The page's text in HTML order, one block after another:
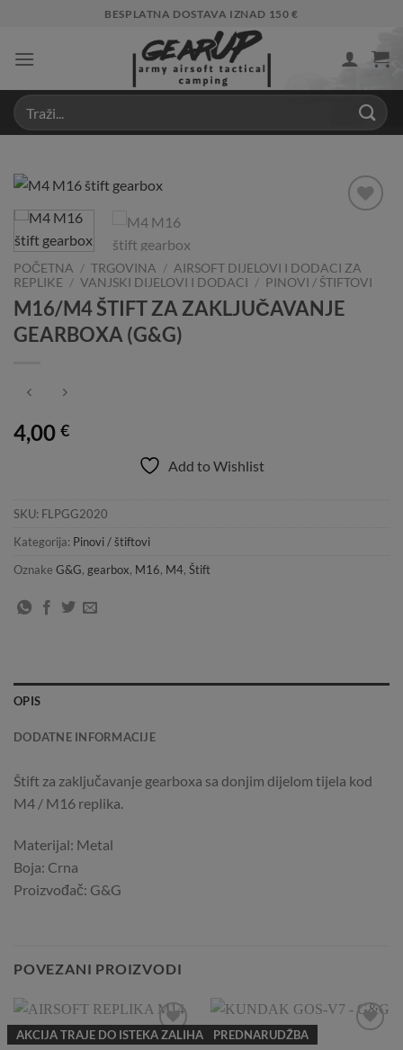
content
BESPLATNA DOSTAVA IZNAD 150 €
POČETNA / TRGOVINA / AIRSOFT DIJELOVI I DODACI ZA
REPLIKE / VANJSKI DIJELOVI I DODACI / PINOVI / ŠTIFTOVI
M16/M4 ŠTIFT ZA ZAKLJUČAVANJE
GEARBOXA (G&G)
4,00 €
Add to Wishlist
SKU: FLPGG2020
Kategorija: Pinovi / štiftovi
Oznake G&G, gearbox, M16, M4, Štift
OPIS
DODATNE INFORMACIJE
Štift za zaključavanje gearboxa sa donjim dijelom tijela kod
M4 / M16 replika.
Materijal: Metal
Boja: Crna
Proizvođač: G&G
POVEZANI PROIZVODI
AKCIJA TRAJE DO ISTEKA ZALIHA
Add to
PREDNARUDŽBA